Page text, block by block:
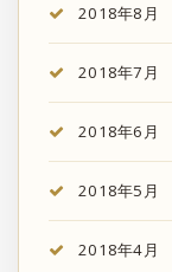
2018年8月
2018年7月
2018年6月
2018年5月
2018年4月